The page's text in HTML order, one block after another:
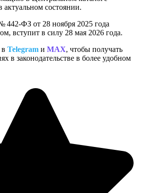
состоянии.
442-ФЗ от 28 ноября 2025 года
вступит в силу 28 мая 2026 года.
Telegram и MAX, чтобы получать
в законодательстве в более удобном